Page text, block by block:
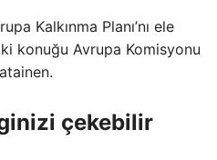
Kalkınma Planı’nı ele
konuğu Avrupa Komisyonu
çekebilir